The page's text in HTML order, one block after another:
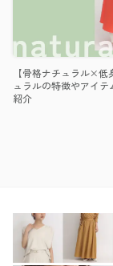
【骨格ナチュラル×低
ュラルの特徴やアイテ
紹介